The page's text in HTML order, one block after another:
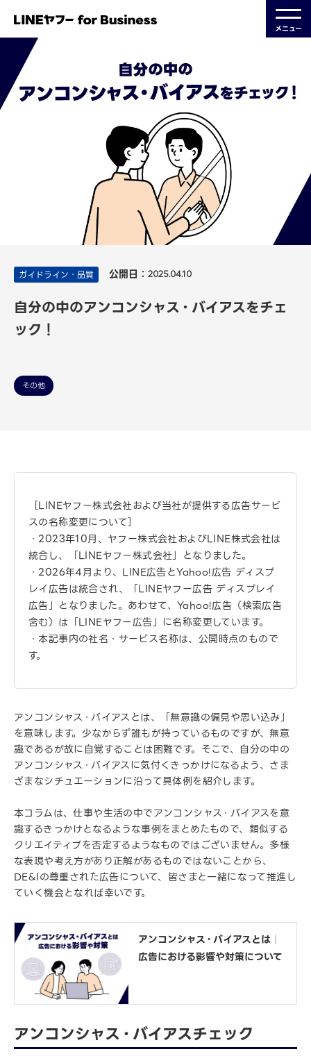
メニュー
ガイドライン・品質 公開日： 2025.04.10
自分の中のアンコンシャス・バイアスをチェ
ック！
その他
［LINEヤフー株式会社および当社が提供する広告サービ
スの名称変更について］
・2023年10月、ヤフー株式会社およびLINE株式会社は
統合し、「LINEヤフー株式会社」となりました。
・2026年4月より、LINE広告とYahoo!広告 ディスプ
レイ広告は統合され、「LINEヤフー広告 ディスプレイ
広告」となりました。あわせて、Yahoo!広告（検索広告
含む）は「LINEヤフー広告」に名称変更しています。
・本記事内の社名・サービス名称は、公開時点のもので
す。
アンコンシャス・バイアスとは、「無意識の偏見や思い込み」
を意味します。少なからず誰もが持っているものですが、無意
識であるが故に自覚することは困難です。そこで、自分の中の
アンコンシャス・バイアスに気付くきっかけになるよう、さま
ざまなシチュエーションに沿って具体例を紹介します。
本コラムは、仕事や生活の中でアンコンシャス・バイアスを意
識するきっかけとなるような事例をまとめたもので、類似する
クリエイティブを否定するようなものではございません。多様
な表現や考え方があり正解があるものではないことから、
DE&Iの尊重された広告について、皆さまと一緒になって推進し
ていく機会となれば幸いです。
アンコンシャス・バイアスとは│
広告における影響や対策について
アンコンシャス・バイアスチェック